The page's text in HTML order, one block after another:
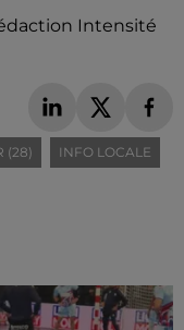
Intensité
(28) INFO LOCALE